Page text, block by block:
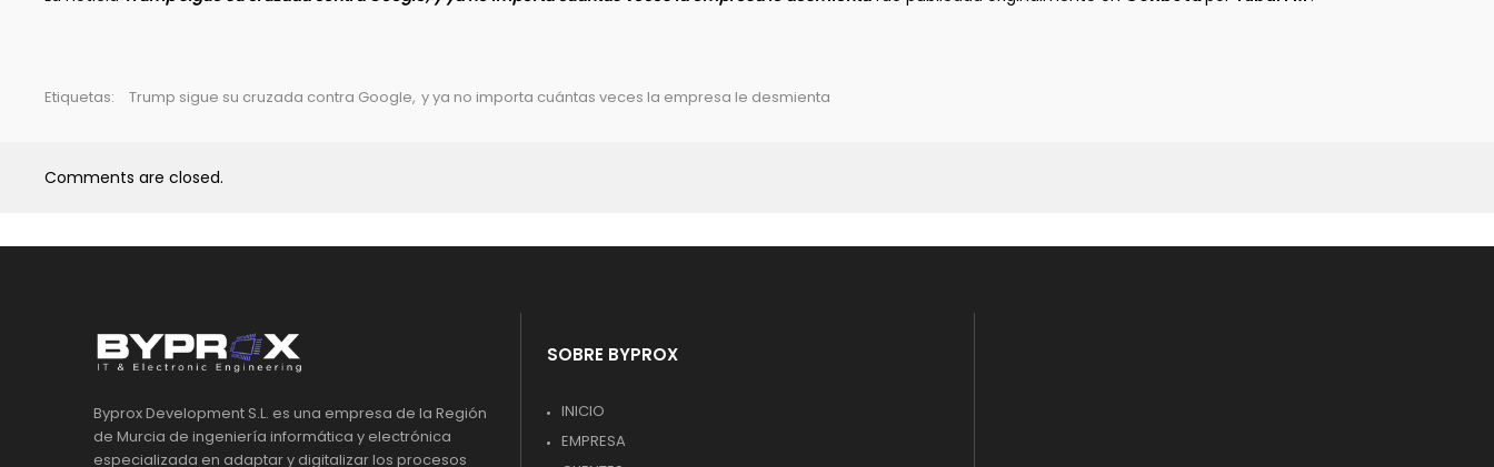
Etiquetas: Trump sigue su cruzada contra Google, y ya no importa cuántas veces la empresa le desmienta
Comments are closed.
Byprox Development S.L. es una empresa de la Región
de Murcia de ingeniería informática y electrónica
especializada en adaptar y digitalizar los procesos
SOBRE BYPROX
INICIO
EMPRESA